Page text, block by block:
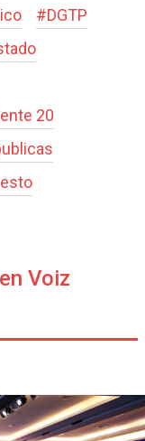
#DGTP
20
Voiz